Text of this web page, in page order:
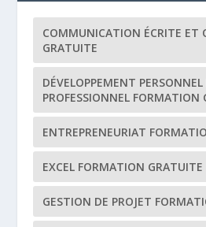
COMMUNICATION ÉCRITE ET
GRATUITE
DÉVELOPPEMENT PERSONNEL
PROFESSIONNEL FORMATION
ENTREPRENEURIAT
EXCEL FORMATION GRATUITE
GESTION DE PROJET